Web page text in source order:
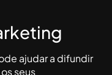
ajudar a difundir
seus